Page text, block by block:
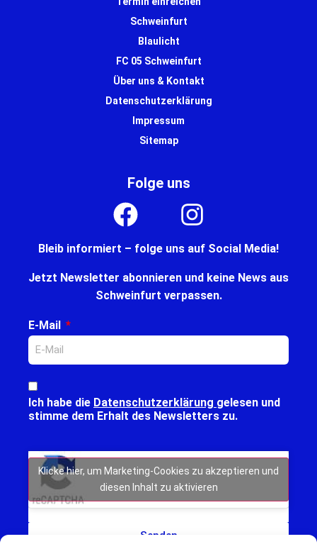
Schweinfurt
Blaulicht
FC 05 Schweinfurt
Über uns & Kontakt
Datenschutzerklärung
Impressum
Sitemap
Folge uns
Bleib informiert – folge uns auf Social Media!
Jetzt Newsletter abonnieren und keine News aus
Schweinfurt verpassen.
E-Mail
Ich habe die Datenschutzerklärung gelesen und
stimme dem Erhalt des Newsletters zu.
Klicke hier, um Marketing-Cookies zu akzeptieren und
diesen Inhalt zu aktivieren
Senden